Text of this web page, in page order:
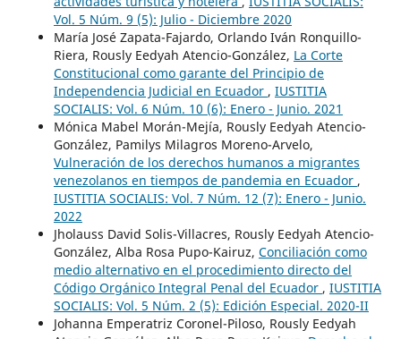
Vol. 5 Núm. 9 (5): Julio - Diciembre 2020
María José Zapata-Fajardo, Orlando Iván Ronquillo-
Riera, Rously Eedyah Atencio-González, La Corte
Constitucional como garante del Principio de
Independencia Judicial en Ecuador , IUSTITIA
SOCIALIS: Vol. 6 Núm. 10 (6): Enero - Junio. 2021
Mónica Mabel Morán-Mejía, Rously Eedyah Atencio-
González, Pamilys Milagros Moreno-Arvelo,
Vulneración de los derechos humanos a migrantes
venezolanos en tiempos de pandemia en Ecuador ,
IUSTITIA SOCIALIS: Vol. 7 Núm. 12 (7): Enero - Junio.
2022
Jholauss David Solis-Villacres, Rously Eedyah Atencio-
González, Alba Rosa Pupo-Kairuz, Conciliación como
medio alternativo en el procedimiento directo del
Código Orgánico Integral Penal del Ecuador , IUSTITIA
SOCIALIS: Vol. 5 Núm. 2 (5): Edición Especial. 2020-II
Johanna Emperatriz Coronel-Piloso, Rously Eedyah